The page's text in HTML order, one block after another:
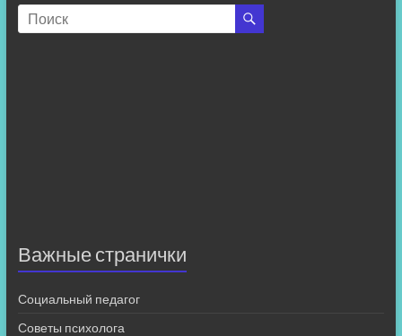
Важные странички
Социальный педагог
Советы психолога